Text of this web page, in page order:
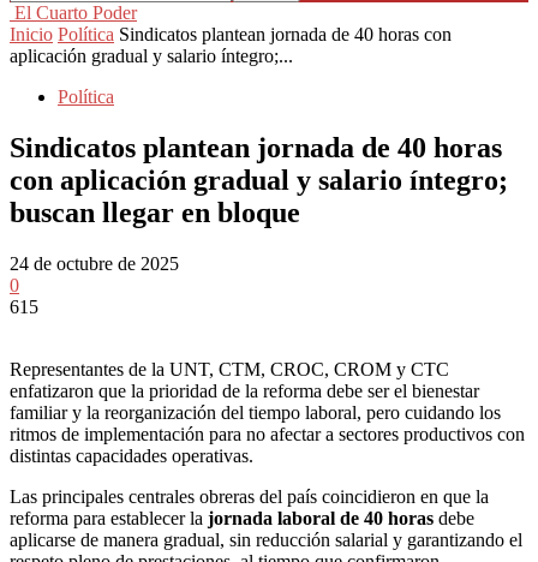
El Cuarto Poder
Inicio Política Sindicatos plantean jornada de 40 horas con
aplicación gradual y salario íntegro;...
Política
Sindicatos plantean jornada de 40 horas
con aplicación gradual y salario íntegro;
buscan llegar en bloque
24 de octubre de 2025
0
615
Representantes de la UNT, CTM, CROC, CROM y CTC
enfatizaron que la prioridad de la reforma debe ser el bienestar
familiar y la reorganización del tiempo laboral, pero cuidando los
ritmos de implementación para no afectar a sectores productivos con
distintas capacidades operativas.
Las principales centrales obreras del país coincidieron en que la
reforma para establecer la jornada laboral de 40 horas debe
aplicarse de manera gradual, sin reducción salarial y garantizando el